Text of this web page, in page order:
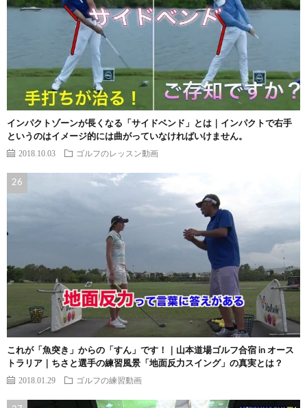
インパクトゾーンが長くなる「サイドベンド」とは｜インパクトで右手
というのはイメージ的には曲がっていなければいけません。
2018.10.03 ゴルフのレッスン動画
これが「魚突き」からの「すん」です！｜山本道場ゴルフ合宿 in オース
トラリア｜ちさと選手の練習風景「地面反力スイング」の真実とは？
2018.01.29 ゴルフの練習動画